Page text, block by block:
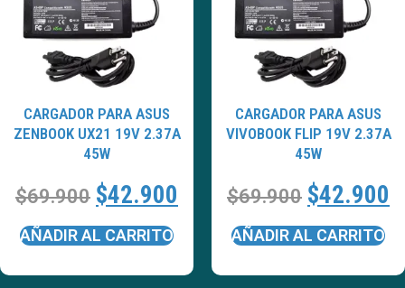
CARGADOR PARA ASUS
ZENBOOK UX21 19V 2.37A
45W
$69.900 $42.900
AÑADIR AL CARRITO
CARGADOR PARA ASUS
VIVOBOOK FLIP 19V 2.37A
45W
$69.900 $42.900
AÑADIR AL CARRITO